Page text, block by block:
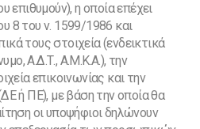
επιθυμούν), η οποία επέχει
8 του ν. 1599/1986 και
τους στοιχεία (ενδεικτικά
Α.Δ.Τ., Α.Μ.Κ.Α.), την
επικοινωνίας και την
ή ΠΕ), με βάση την οποία θα
οι υποψήφιοι δηλώνουν